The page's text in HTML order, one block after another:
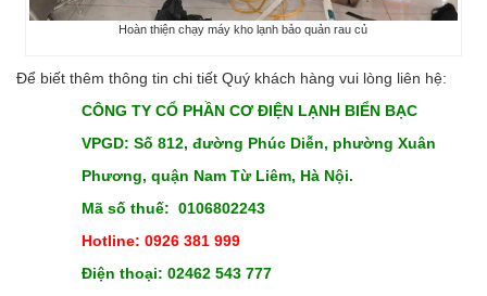
Hoàn thiện chạy máy kho lạnh bảo quản rau củ
Để biết thêm thông tin chi tiết Quý khách hàng vui lòng liên hệ:
CÔNG TY CỔ PHẦN CƠ ĐIỆN LẠNH BIỂN BẠC
VPGD: Số 812, đường Phúc Diễn, phường Xuân
Phương, quận Nam Từ Liêm, Hà Nội.
Mã số thuế: 0106802243
Hotline: 0926 381 999
Điện thoại: 02462 543 777